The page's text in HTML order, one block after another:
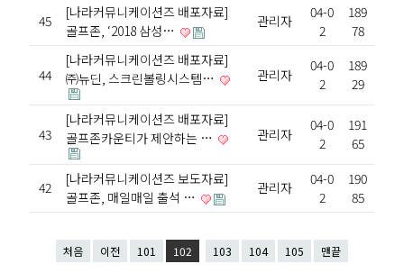
45
[나라커뮤니케이션즈 배포자료]
골프존, ‘2018 삼성…
관리자
04-0
2
189
78
44
[나라커뮤니케이션즈 배포자료]
㈜뉴딘, 스크린볼링시스템…
관리자
04-0
2
189
29
43
[나라커뮤니케이션즈 배포자료]
골프존카운티가 제안하는 …
관리자
04-0
2
191
65
42
[나라커뮤니케이션즈 보도자료]
골프존, 매일매일 출석 …
관리자
04-0
2
190
85
처음 이전 101 102 103 104 105 맨끝